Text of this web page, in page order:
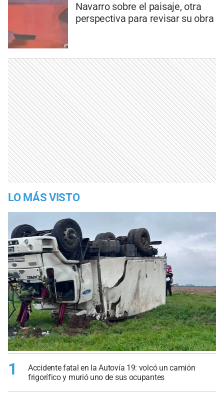
Navarro sobre el paisaje, otra
perspectiva para revisar su obra
LO MÁS VISTO
1
Accidente fatal en la Autovía 19: volcó un camión
frigorífico y murió uno de sus ocupantes